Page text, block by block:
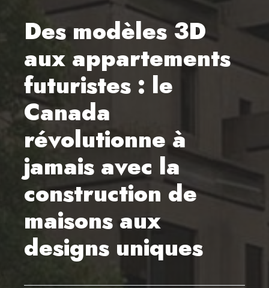
Des modèles 3D
aux appartements
futuristes : le
Canada
révolutionne à
jamais avec la
construction de
maisons aux
designs uniques